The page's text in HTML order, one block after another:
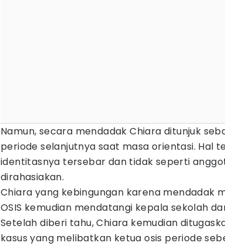
Namun, secara mendadak Chiara ditunjuk
periode selanjutnya saat masa orientasi. Hal
identitasnya tersebar dan tidak seperti
dirahasiakan.
Chiara yang kebingungan karena mendadak
OSIS kemudian mendatangi kepala sekolah
Setelah diberi tahu, Chiara kemudian
kasus yang melibatkan ketua osis periode